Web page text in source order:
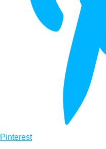
Pinterest